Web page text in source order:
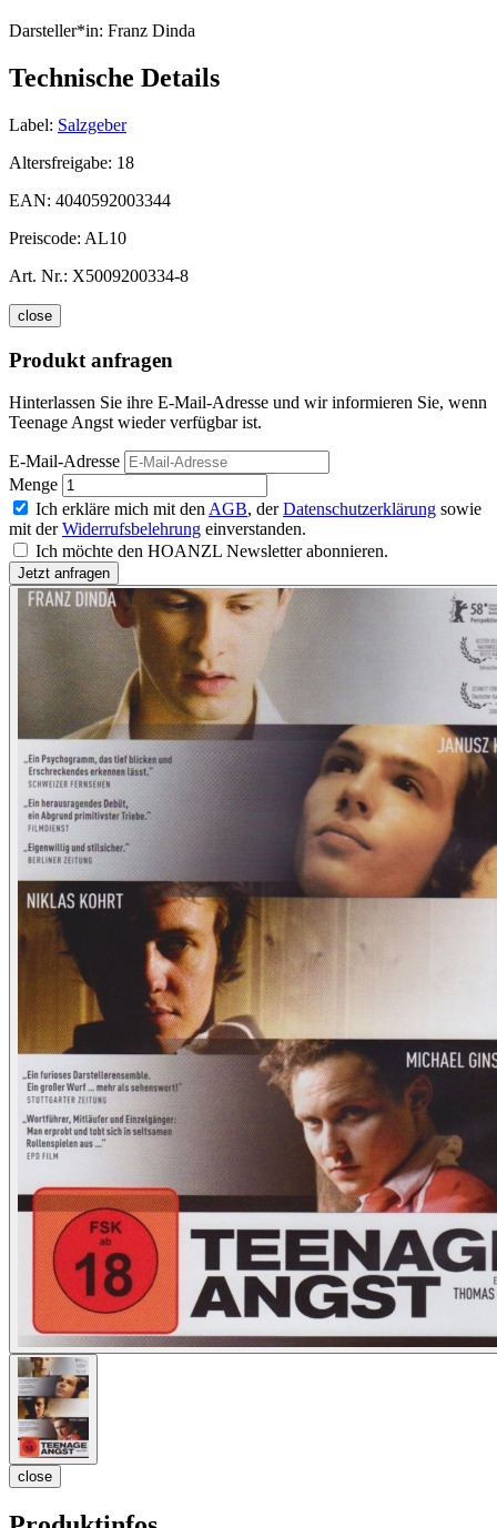
Darsteller*in: Franz Dinda
Technische Details
Label: Salzgeber
Altersfreigabe: 18
EAN: 4040592003344
Preiscode: AL10
Art. Nr.: X5009200334-8
close
Produkt anfragen
Hinterlassen Sie ihre E-Mail-Adresse und wir informieren Sie, wenn
Teenage Angst wieder verfügbar ist.
E-Mail-Adresse
Menge
Ich erkläre mich mit den AGB, derDatenschutzerklärung sowie
mit derWiderrufsbelehrung einverstanden.
Ich möchte den HOANZL Newsletter abonnieren.
close